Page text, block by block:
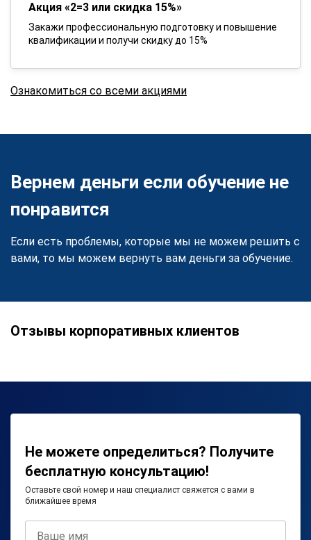
Акция «2=3 или скидка 15%»
Закажи профессиональную подготовку и повышение
квалификации и получи скидку до 15%
Ознакомиться со всеми акциями
Вернем деньги если обучение не
понравится
Если есть проблемы, которые мы не можем решить с
вами, то мы можем вернуть вам деньги за обучение.
Отзывы корпоративных клиентов
Не можете определиться? Получите
бесплатную консультацию!
Оставьте свой номер и наш специалист свяжется с вами в
ближайшее время